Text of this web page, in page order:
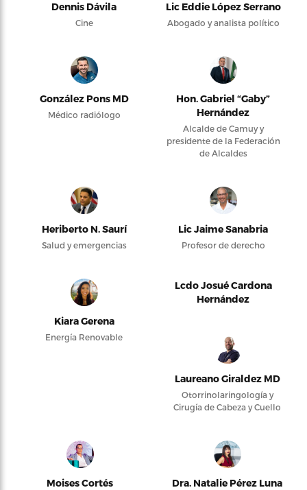
Dennis Dávila
Cine
Lic Eddie López Serrano
Abogado y analista político
González Pons MD
Médico radiólogo
Hon. Gabriel “Gaby”
Hernández
Alcalde de Camuy y
presidente de la Federación
de Alcaldes
Heriberto N. Saurí
Salud y emergencias
Lic Jaime Sanabria
Profesor de derecho
Kiara Gerena
Energía Renovable
Lcdo Josué Cardona
Hernández
Laureano Giraldez MD
Otorrinolaringología y
Cirugía de Cabeza y Cuello
Moises Cortés Dra. Natalie Pérez Luna